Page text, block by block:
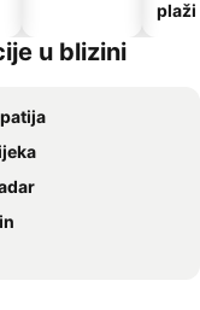
plaži
u blizini